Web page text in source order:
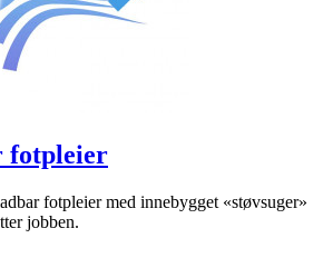
fotpleier
fot­pleier med innebygget «støvsuger»
jobben.